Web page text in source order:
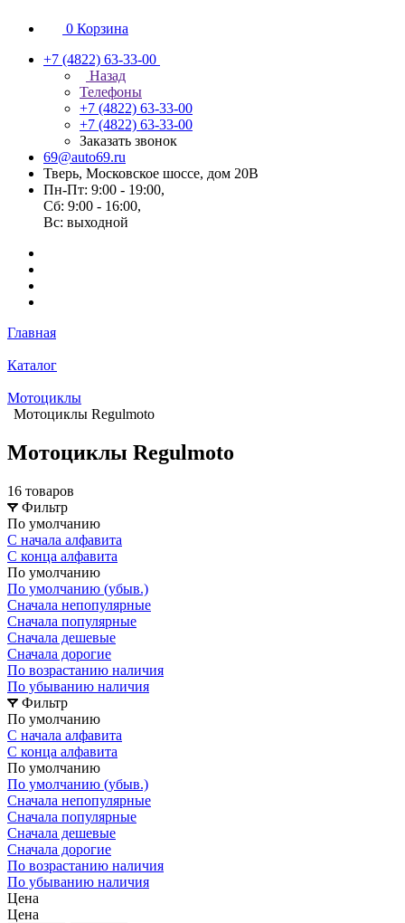
0 Корзина
+7 (4822) 63-33-00
Назад
Телефоны
+7 (4822) 63-33-00
+7 (4822) 63-33-00
Заказать звонок
69@auto69.ru
Тверь, Московское шоссе, дом 20В
Пн-Пт: 9:00 - 19:00,
Сб: 9:00 - 16:00,
Вс: выходной
Главная
Каталог
Мотоциклы
Мотоциклы Regulmoto
Мотоциклы Regulmoto
16 товаров
Фильтр
По умолчанию
С начала алфавита
С конца алфавита
По умолчанию
По умолчанию (убыв.)
Сначала непопулярные
Сначала популярные
Сначала дешевые
Сначала дорогие
По возрастанию наличия
По убыванию наличия
Фильтр
По умолчанию
С начала алфавита
С конца алфавита
По умолчанию
По умолчанию (убыв.)
Сначала непопулярные
Сначала популярные
Сначала дешевые
Сначала дорогие
По возрастанию наличия
По убыванию наличия
Цена
Цена